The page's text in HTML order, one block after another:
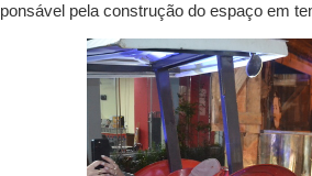
pela construção do espaço em